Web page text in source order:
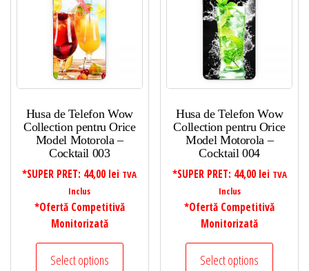
Husa de Telefon Wow
Collection pentru Orice
Model Motorola –
Cocktail 003
*SUPER PRET: 44,00 lei TVA
Inclus
*Ofertă Competitivă
Monitorizată
Select options
Husa de Telefon Wow
Collection pentru Orice
Model Motorola –
Cocktail 004
*SUPER PRET: 44,00 lei TVA
Inclus
*Ofertă Competitivă
Monitorizată
Select options